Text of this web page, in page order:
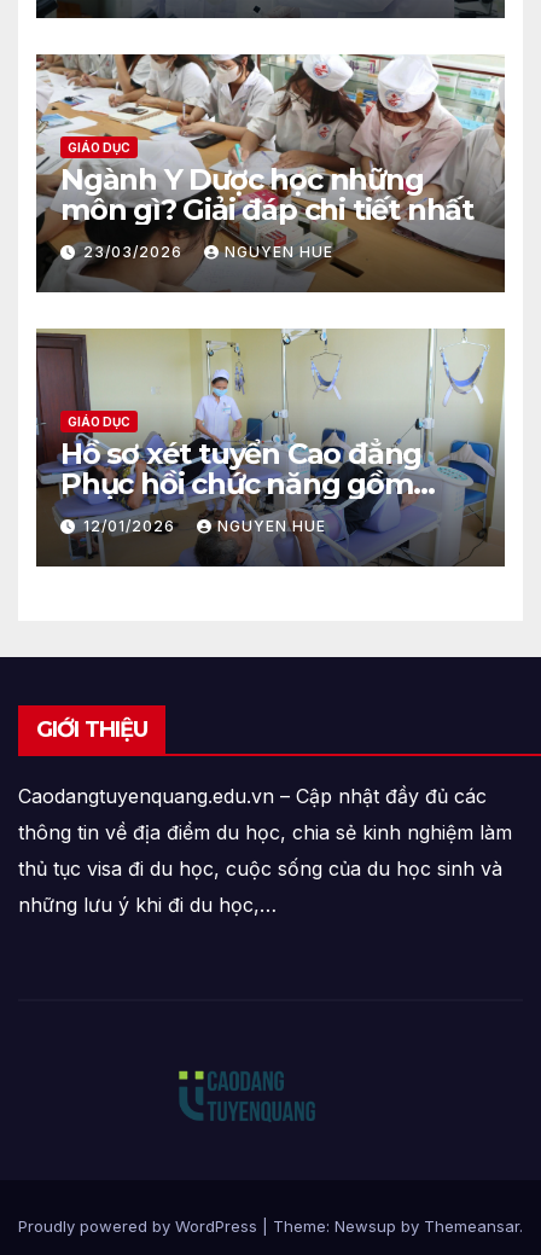
GIÁO DỤC
Ngành Y Dược học những
môn gì? Giải đáp chi tiết nhất
23/03/2026 NGUYEN HUE
GIÁO DỤC
Hồ sơ xét tuyển Cao đẳng
Phục hồi chức năng gồm
những gì?
12/01/2026 NGUYEN HUE
GIỚI THIỆU
Caodangtuyenquang.edu.vn – Cập nhật đầy đủ các
thông tin về địa điểm du học, chia sẻ kinh nghiệm làm
thủ tục visa đi du học, cuộc sống của du học sinh và
những lưu ý khi đi du học,…
Proudly powered by WordPress Theme: Newsup by Themeansar.